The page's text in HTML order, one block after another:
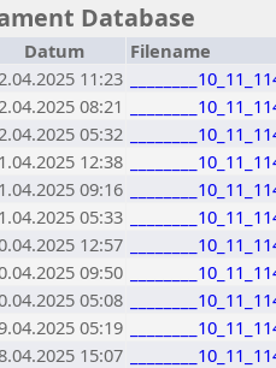
Database
Datum
Filename
11:23
08:21
05:32
12:38
09:16
05:33
12:57
09:50
05:08
05:19
15:07